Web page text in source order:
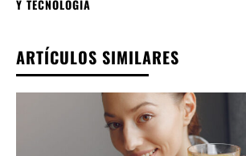
Y TECNOLOGÍA
ARTÍCULOS SIMILARES